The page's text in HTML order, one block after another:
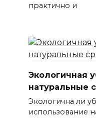
практично и
Экологичная
натуральные
Экологична ли
использование